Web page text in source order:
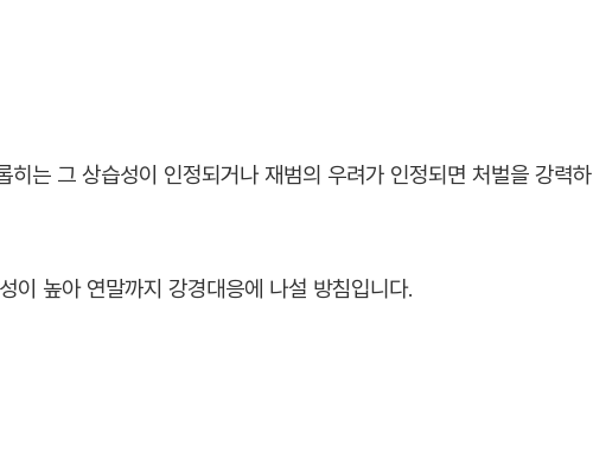
는 그 상습성이 인정되거나 재범의 우려가 인정되면 처벌을 강력하
이 높아 연말까지 강경대응에 나설 방침입니다.